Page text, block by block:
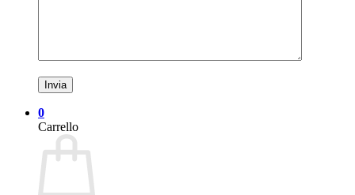
0
Carrello